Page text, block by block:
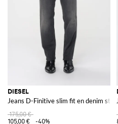
DIESEL
Jeans D-Finitive slim fit en denim
175,00 €
105,00 €
-40%